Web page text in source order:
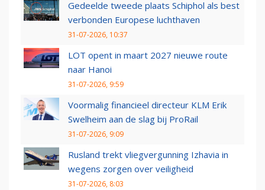
Gedeelde tweede plaats Schiphol als best
verbonden Europese luchthaven
31-07-2026, 10:37
LOT opent in maart 2027 nieuwe route
naar Hanoi
31-07-2026, 9:59
Voormalig financieel directeur KLM Erik
Swelheim aan de slag bij ProRail
31-07-2026, 9:09
Rusland trekt vliegvergunning Izhavia in
wegens zorgen over veiligheid
31-07-2026, 8:03